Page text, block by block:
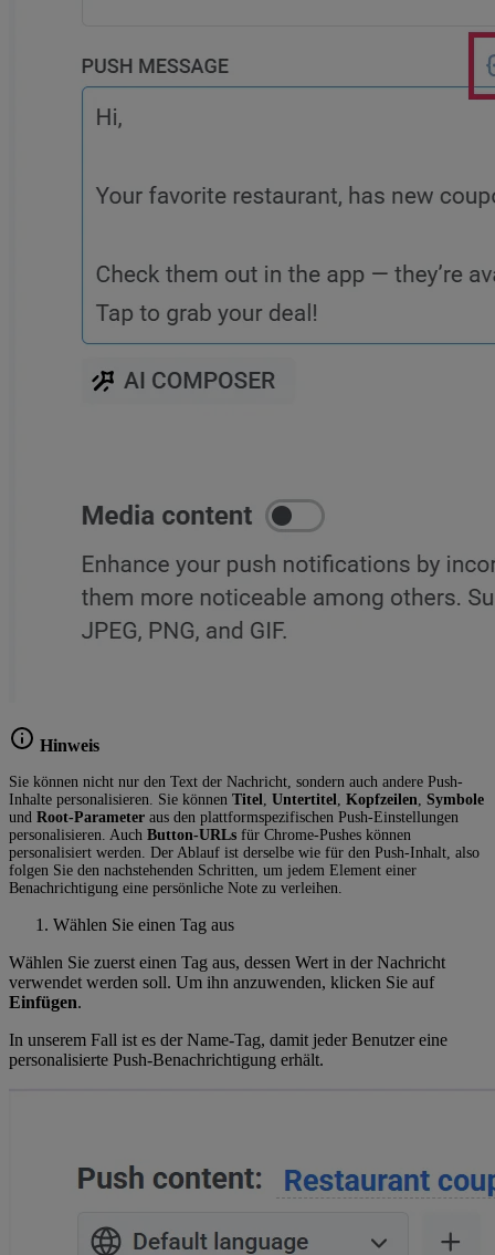
Hinweis
Sie können nicht nur den Text der Nachricht, sondern auch andere Push-
Inhalte personalisieren. Sie können Titel, Untertitel, Kopfzeilen, Symbole
und Root-Parameter aus den plattformspezifischen Push-Einstellungen
personalisieren. Auch Button-URLs für Chrome-Pushes können
personalisiert werden. Der Ablauf ist derselbe wie für den Push-Inhalt, also
folgen Sie den nachstehenden Schritten, um jedem Element einer
Benachrichtigung eine persönliche Note zu verleihen.
Wählen Sie einen Tag aus
Wählen Sie zuerst einen Tag aus, dessen Wert in der Nachricht
verwendet werden soll. Um ihn anzuwenden, klicken Sie auf
Einfügen.
In unserem Fall ist es der Name-Tag, damit jeder Benutzer eine
personalisierte Push-Benachrichtigung erhält.